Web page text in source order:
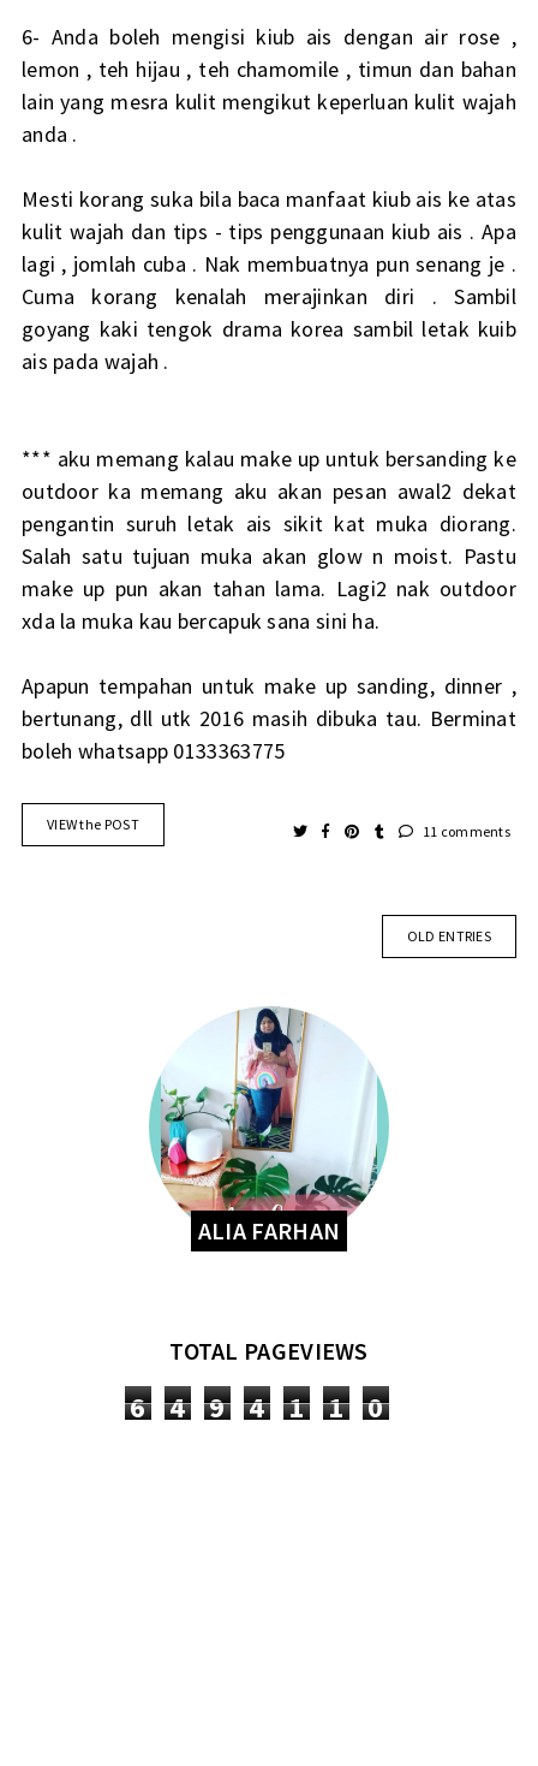
6- Anda boleh mengisi kiub ais dengan air rose ,
lemon , teh hijau , teh chamomile , timun dan bahan
lain yang mesra kulit mengikut keperluan kulit wajah
anda .
Mesti korang suka bila baca manfaat kiub ais ke atas
kulit wajah dan tips - tips penggunaan kiub ais . Apa
lagi , jomlah cuba . Nak membuatnya pun senang je .
Cuma korang kenalah merajinkan diri . Sambil
goyang kaki tengok drama korea sambil letak kuib
ais pada wajah .
*** aku memang kalau make up untuk bersanding ke
outdoor ka memang aku akan pesan awal2 dekat
pengantin suruh letak ais sikit kat muka diorang.
Salah satu tujuan muka akan glow n moist. Pastu
make up pun akan tahan lama. Lagi2 nak outdoor
xda la muka kau bercapuk sana sini ha.
Apapun tempahan untuk make up sanding, dinner ,
bertunang, dll utk 2016 masih dibuka tau. Berminat
boleh whatsapp 0133363775
VIEW the POST 11 comments
OLD ENTRIES
ALIA FARHAN
TOTAL PAGEVIEWS
6 4 9 4 1 1 0